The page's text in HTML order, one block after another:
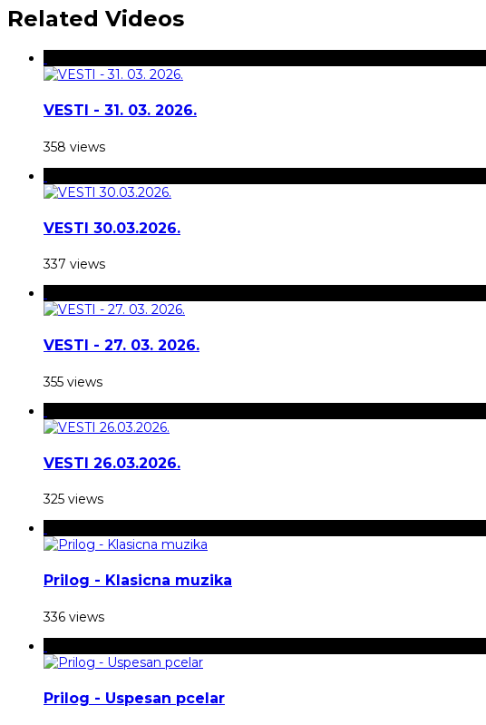
Related Videos
VESTI - 31. 03. 2026.
358 views
VESTI 30.03.2026.
337 views
VESTI - 27. 03. 2026.
355 views
VESTI 26.03.2026.
325 views
Prilog - Klasicna muzika
336 views
Prilog - Uspesan pcelar